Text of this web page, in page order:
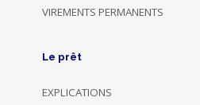
VIREMENTS PERMANENTS
Le prêt
EXPLICATIONS